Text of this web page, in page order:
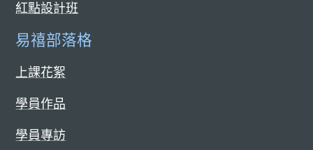
紅點設計班
易禧部落格
上課花絮
學員作品
學員專訪